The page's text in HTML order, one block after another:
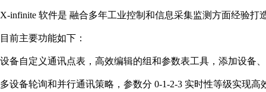
X-infinite 软件是 融合多年工业控制和信息采集监测方面经验
目前主要功能如下：
设备自定义通讯点表，高效编辑的组和参数表工具，添加设备
多设备轮询和并行通讯策略，参数分 0-1-2-3 实时性等级实现高